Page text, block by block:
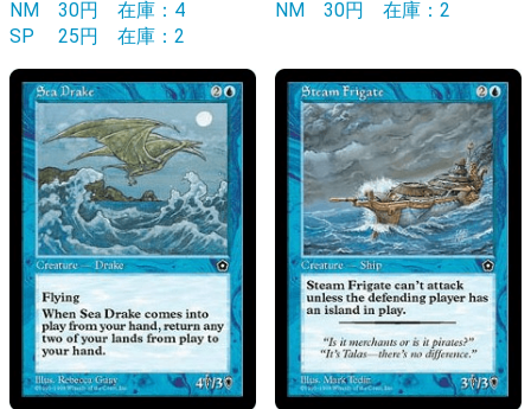
NM 30円 在庫：4
SP
25円 在庫：2
NM 30円 在庫：2